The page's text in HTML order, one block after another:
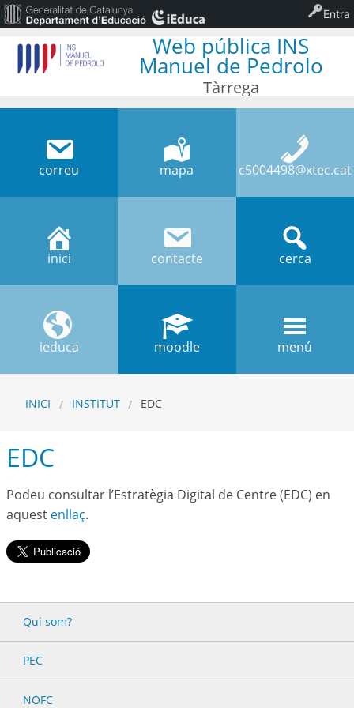
Web pública INS
Manuel de Pedrolo
Tàrrega
correu mapa c5004498@xtec.cat
inici contacte cerca
ieduca moodle menú
INICI INSTITUT EDC
EDC
Podeu consultar l’Estratègia Digital de Centre (EDC) en
aquest enllaç.
Qui som?
PEC
NOFC
Entra